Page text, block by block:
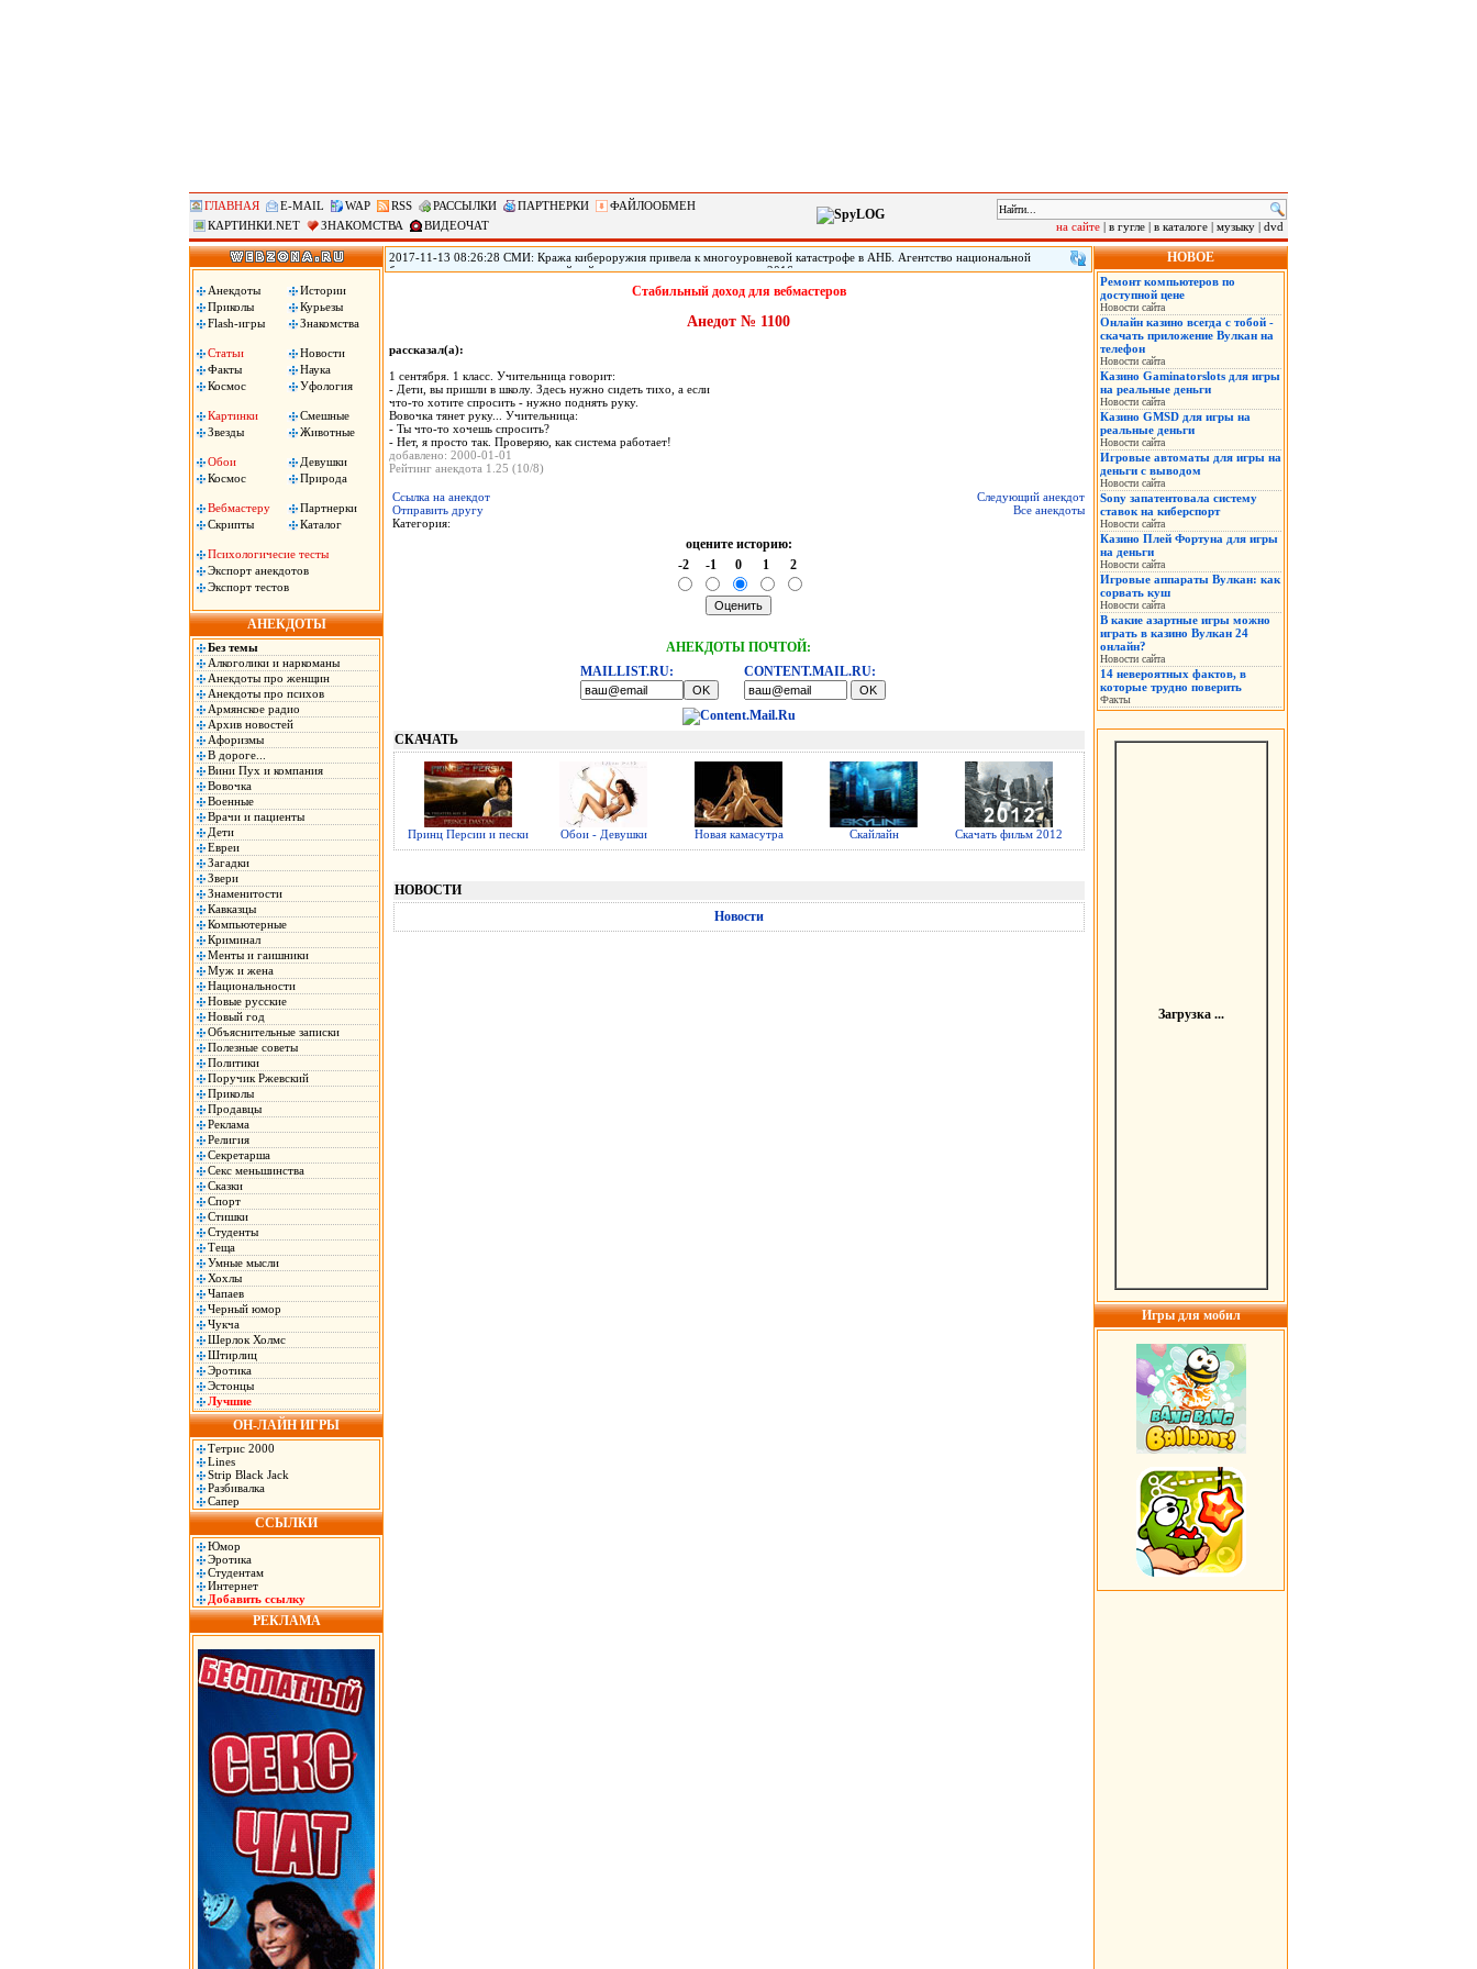
ГЛАВНАЯ E-MAIL WAP RSS РАССЫЛКИ ПАРТНЕРКИ
ФАЙЛООБМЕН
КАРТИНКИ.NET
ЗНАКОМСТВА ВИДЕОЧАТ на сайте | в гугле | в каталоге | музыку | dvd
Анекдоты
Истории
Приколы
Курьезы
Flash-игры
Знакомства
Статьи
Новости
Факты
Наука
Космос
Уфология
Картинки
Смешные
Звезды
Животные
Обои
Девушки
Космос
Природа
Вебмастеру
Партнерки
Скрипты
Каталог
Психологичесие тесты
Экспорт анекдотов
Экспорт тестов
АНЕКДОТЫ
Без темы
Алкоголики и наркоманы
Анекдоты про женщин
Анекдоты про психов
Армянское радио
Архив новостей
Афоризмы
В дороге...
Вини Пух и компания
Вовочка
Военные
Врачи и пациенты
Дети
Евреи
Загадки
Звери
Знаменитости
Кавказцы
Компьютерные
Криминал
Менты и гаишники
Муж и жена
Национальности
Новые русские
Новый год
Объяснительные записки
Полезные советы
Политики
Поручик Ржевский
Приколы
Продавцы
Реклама
Религия
Секретарша
Секс меньшинства
Сказки
Спорт
Стишки
Студенты
Теща
Умные мысли
Хохлы
Чапаев
Черный юмор
Чукча
Шерлок Холмс
Штирлиц
Эротика
Эстонцы
Лучшие
ОН-ЛАЙН ИГРЫ
Тетрис 2000
Lines
Strip Black Jack
Разбивалка
Сапер
ССЫЛКИ
Юмор
Эротика
Студентам
Интернет
Добавить ссылку
РЕКЛАМА
2017-11-13 08:26:28 СМИ: Кража кибероружия привела к многоуровневой катастрофе в АНБ. Агентство национальной
безопасности переживает крупнейший кризис из-за того, что хакеры в 2016 году похитили ряд вредоносных программ,
использовавшихся АНБ для проникновения в устройства и сети по всему миру, пишет газета New York Times. Группа хакеров
Shadow Brokers опубликовала программный код ряда инструментов, похищенных у АНБ, который затем был использован для
Стабильный доход для вебмастеров
Анедот № 1100
рассказал(а):
1 сентября. 1 класс. Учительница говорит:
- Дети, вы пришли в школу. Здесь нужно сидеть тихо, а если
что-то хотите спросить - нужно поднять руку.
Вовочка тянет руку... Учительница:
- Ты что-то хочешь спросить?
- Нет, я просто так. Проверяю, как система работает!
добавлено: 2000-01-01
Рейтинг анекдота 1.25 (10/8)
Ссылка на анекдот
Отправить другу
Категория:
Следующий анекдот
Все анекдоты
оцените историю:
-2
-1 0 1 2
АНЕКДОТЫ ПОЧТОЙ:
MAILLIST.RU:
CONTENT.MAIL.RU:
СКАЧАТЬ
Принц Персии и пески Обои - Девушки Новая камасутра Скайлайн Скачать фильм 2012
НОВОСТИ
Новости
НОВОЕ
Ремонт компьютеров по
доступной цене
Новости сайта
Онлайн казино всегда с тобой -
скачать приложение Вулкан на
телефон
Новости сайта
Казино Gaminatorslots для игры
на реальные деньги
Новости сайта
Казино GMSD для игры на
реальные деньги
Новости сайта
Игровые автоматы для игры на
деньги с выводом
Новости сайта
Sony запатентовала систему
ставок на киберспорт
Новости сайта
Казино Плей Фортуна для игры
на деньги
Новости сайта
Игровые аппараты Вулкан: как
сорвать куш
Новости сайта
В какие азартные игры можно
играть в казино Вулкан 24
онлайн?
Новости сайта
14 невероятных фактов, в
которые трудно поверить
Факты
Загрузка ...
Игры для мобил